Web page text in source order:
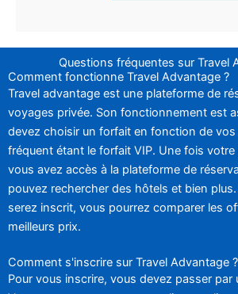
Questions fréquentes sur Travel
Comment fonctionne Travel Advantage ?
Travel advantage est une plateforme de
voyages privée. Son fonctionnement est
devez choisir un forfait en fonction de vos
fréquent étant le forfait VIP. Une fois votre
vous avez accès à la plateforme de
pouvez rechercher des hôtels et bien
serez inscrit, vous pourrez comparer les
meilleurs prix.
Comment s'inscrire sur Travel Advantage ?
Pour vous inscrire, vous devez passer par